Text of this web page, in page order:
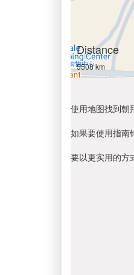
Distance
5508 km
使用地图找到朝
如果要使用指南
要以更实用的方